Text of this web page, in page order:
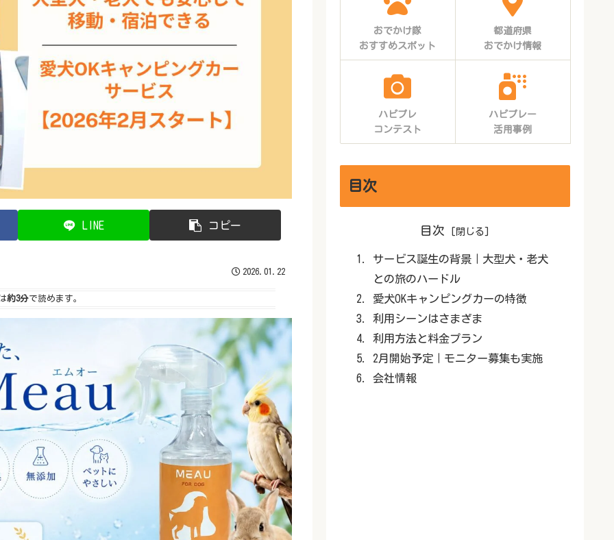
LINE コピー
2026.01.22
約3分で読めます。
おでかけ隊
おすすめスポット
都道府県
おでかけ情報
ハピプレ
コンテスト
ハピプレー
活用事例
目次
目次
サービス誕生の背景｜大型犬・老犬
との旅のハードル
愛犬OKキャンピングカーの特徴
利用シーンはさまざま
利用方法と料金プラン
2月開始予定｜モニター募集も実施
会社情報